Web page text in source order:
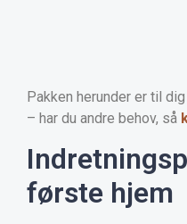
Pakken herunder er til
– har du andre behov, så
første hjem